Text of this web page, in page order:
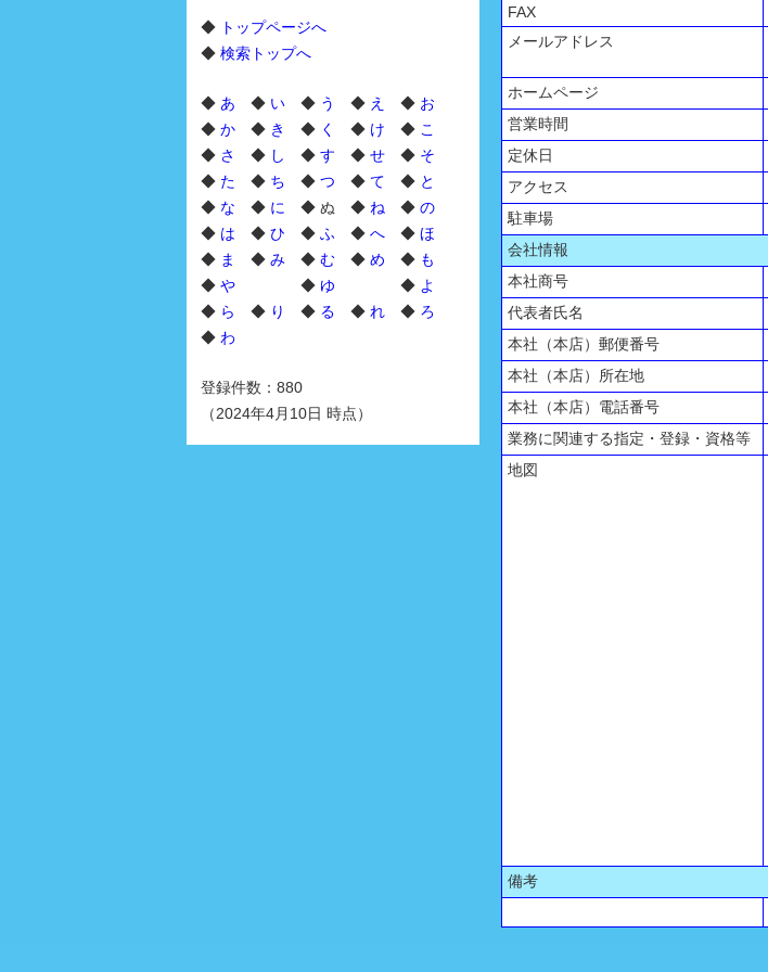
◆ トップページへ
◆ 検索トップへ
◆ あ ◆ い ◆ う ◆ え ◆ お
◆ か ◆ き ◆ く ◆ け ◆ こ
◆ さ ◆ し ◆ す ◆ せ ◆ そ
◆ た ◆ ち ◆ つ ◆ て ◆ と
◆ な ◆ に ◆ ぬ ◆ ね ◆ の
◆ は ◆ ひ ◆ ふ ◆ へ ◆ ほ
◆ ま ◆ み ◆ む ◆ め ◆ も
◆ や ◆ ゆ ◆ よ
◆ ら ◆ り ◆ る ◆ れ ◆ ろ
◆ わ
登録件数：880
（2024年4月10日 時点）
FAX
メールアドレス
ホームページ
営業時間
定休日
アクセス
駐車場
会社情報
本社商号
代表者氏名
本社（本店）郵便番号
本社（本店）所在地
本社（本店）電話番号
業務に関連する指定・登録・資格等
地図
備考